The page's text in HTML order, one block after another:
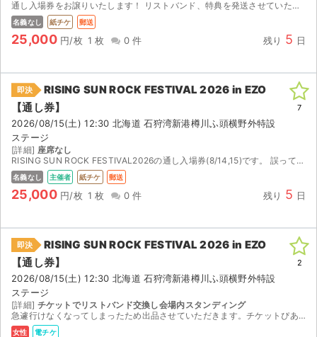
通し入場券をお譲りいたします！ リストバンド、特典を発送させていただきます。ご検討よろしくお願いいたします。
名義なし 紙チケ 郵送
25,000 円/枚 1 枚 0 件 残り 5 日
即決
RISING SUN ROCK FESTIVAL 2026 in EZO
【通し券】
2026/08/15(土) 12:30 北海道 石狩湾新港樽川ふ頭横野外特設
ステージ
[詳細] 座席なし
RISING SUN ROCK FESTIVAL2026の通し入場券(8/14,15)です。 誤って1人分多く購入してしまったため、出品しました。早期購入特典(ポーチ、リストバンド)が付属します...
名義なし 主催者 紙チケ 郵送
25,000 円/枚 1 枚 0 件 残り 5 日
7
即決
RISING SUN ROCK FESTIVAL 2026 in EZO
【通し券】
2026/08/15(土) 12:30 北海道 石狩湾新港樽川ふ頭横野外特設
ステージ
[詳細] チケットでリストバンド交換し会場内スタンディング
急遽行けなくなってしまったため出品させていただきます。チケットぴあでの分配で対応させていただきます。
女性 電チケ
2